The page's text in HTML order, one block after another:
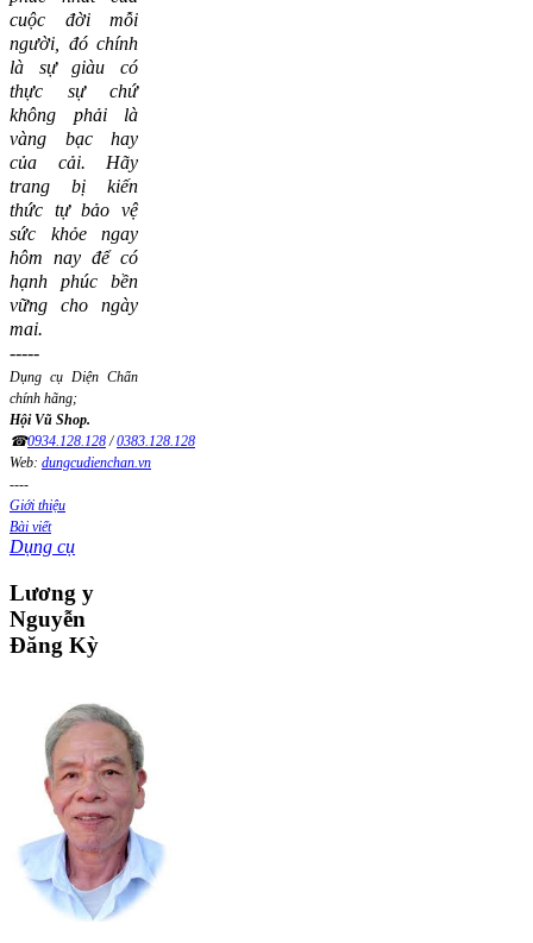
cuộc đời mỗi
người, đó chính
là sự giàu có
thực sự chứ
không phải là
vàng bạc hay
của cải. Hãy
trang bị kiến
thức tự bảo vệ
sức khỏe ngay
hôm nay để có
hạnh phúc bền
vững cho ngày
mai.
-----
Dụng cụ Diện Chẩn
chính hãng;
Hội Vũ Shop.
☎0934.128.128/0383.128.128
Web: dungcudienchan.vn
----
Giới thiệu
Bài viết
Dụng cụ
Lương y
Nguyễn
Đăng Kỳ